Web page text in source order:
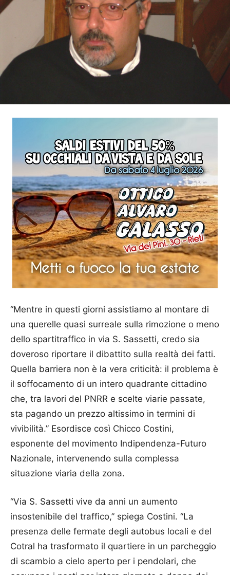
“Mentre in questi giorni assistiamo al montare di
una querelle quasi surreale sulla rimozione o meno
dello spartitraffico in via S. Sassetti, credo sia
doveroso riportare il dibattito sulla realtà dei fatti.
Quella barriera non è la vera criticità: il problema è
il soffocamento di un intero quadrante cittadino
che, tra lavori del PNRR e scelte viarie passate,
sta pagando un prezzo altissimo in termini di
vivibilità.” Esordisce così Chicco Costini,
esponente del movimento Indipendenza-Futuro
Nazionale, intervenendo sulla complessa
situazione viaria della zona.
“Via S. Sassetti vive da anni un aumento
insostenibile del traffico,” spiega Costini. “La
presenza delle fermate degli autobus locali e del
Cotral ha trasformato il quartiere in un parcheggio
di scambio a cielo aperto per i pendolari, che